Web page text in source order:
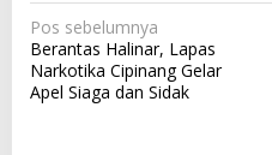
N
a
v
Pos sebelumnya
Berantas Halinar, Lapas
Narkotika Cipinang Gelar
Apel Siaga dan Sidak